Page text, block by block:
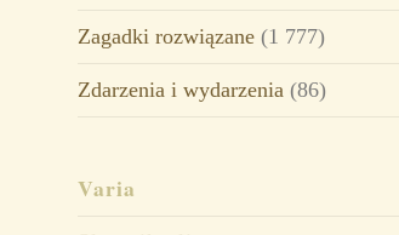
Zagadki rozwiązane(1 777)
Zdarzenia i wydarzenia(86)
Varia